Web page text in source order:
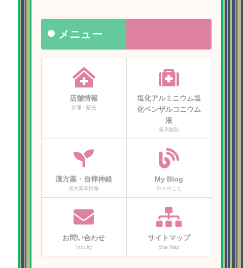
メニュー
店舗情報
管理・販売
塩化アルミニウム塩
化ベンザルコニウム
液
薬局製剤
漢方薬・自律神経
漢方薬等情報
My Blog
日々のこと
お問い合わせ
Inquiry
サイトマップ
Site Map